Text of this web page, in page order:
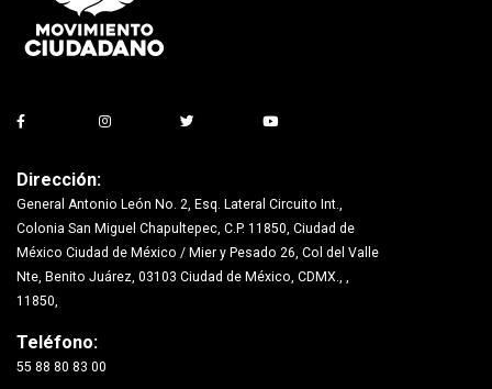
Dirección:
General Antonio León No. 2, Esq. Lateral Circuito Int.,
Colonia San Miguel Chapultepec, C.P. 11850, Ciudad de
México Ciudad de México / Mier y Pesado 26, Col del Valle
Nte, Benito Juárez, 03103 Ciudad de México, CDMX., ,
11850,
Teléfono:
55 88 80 83 00